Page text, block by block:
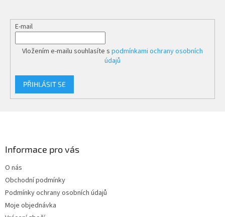
E-mail
Vložením e-mailu souhlasíte s podmínkami ochrany osobních
údajů
PŘIHLÁSIT SE
Informace pro vás
O nás
Obchodní podmínky
Podmínky ochrany osobních údajů
Moje objednávka